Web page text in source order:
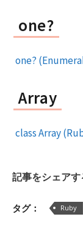
one?
one?
Array
class Array
記事をシェアす
タグ： Ruby